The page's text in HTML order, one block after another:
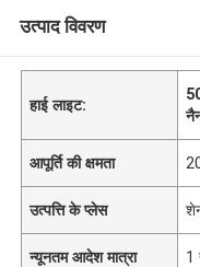
उत्पाद विवरण
हाई लाइट:
आपूर्ति की क्षमता
उत्पत्ति के प्लेस
न्यूनतम आदेश मात्रा 1